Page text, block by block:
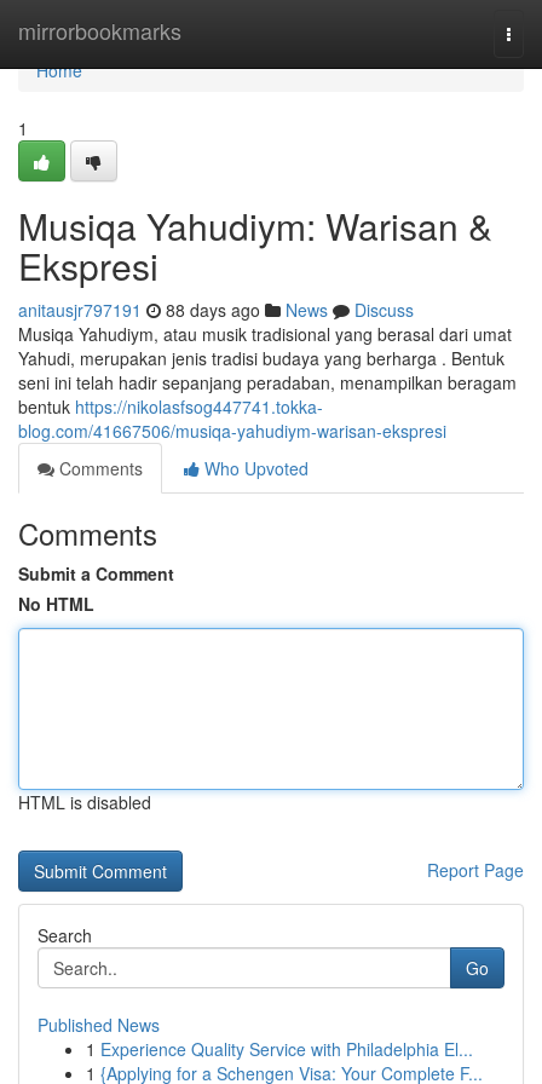
mirrorbookmarks
Home
Home
1
Musiqa Yahudiym: Warisan &
Ekspresi
anitausjr797191 88 days ago News
Discuss
Musiqa Yahudiym, atau musik tradisional yang berasal dari umat
Yahudi, merupakan jenis tradisi budaya yang berharga . Bentuk
seni ini telah hadir sepanjang peradaban, menampilkan beragam
bentuk https://nikolasfsog447741.tokka-
blog.com/41667506/musiqa-yahudiym-warisan-ekspresi
Comments
Who Upvoted
Comments
Submit a Comment
No HTML
HTML is disabled
Report Page
Search
Go
Published News
1 Experience Quality Service with Philadelphia El...
1 {Applying for a Schengen Visa: Your Complete F...